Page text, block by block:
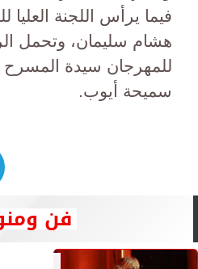
فيما يرأس اللجنة العليا
هشام سليمان، وتحمل
للمهرجان سيدة المسرح
سميحة أيوب.
فن